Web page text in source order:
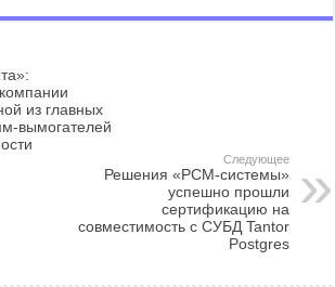
из главных
Следующее
Решения «РСМ-системы»
успешно прошли
сертификацию на
совместимость с СУБД Tantor
Postgres